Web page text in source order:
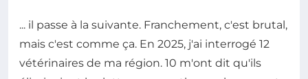
... il passe à la suivante. Franchement, c'est brutal,
mais c'est comme ça. En 2025, j'ai interrogé 12
vétérinaires de ma région. 10 m'ont dit qu'ils